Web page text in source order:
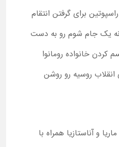
برای گرفتن انتقام
یک جام شوم رو به دست
کردن خانواده رومانوا
روسیه رو روشن
و آناستازیا همراه با